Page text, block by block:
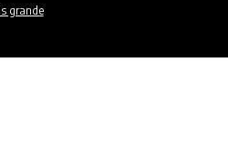
grande